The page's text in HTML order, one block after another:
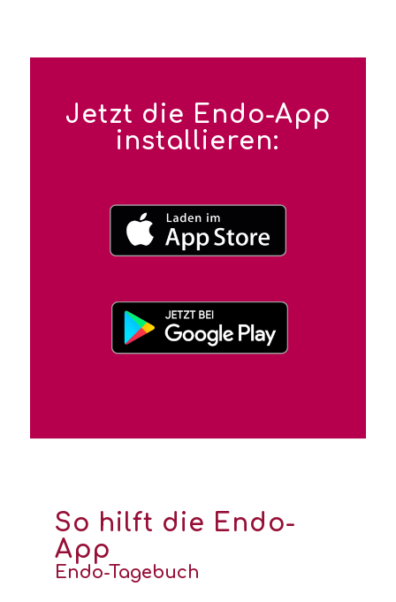
Jetzt die Endo-App
installieren:
So hilft die Endo-
App
Endo-Tagebuch